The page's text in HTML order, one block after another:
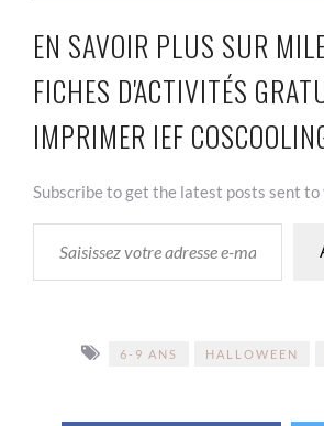
EN SAVOIR PLUS SUR
FICHES D'ACTIVITÉS
IMPRIMER IEF
Subscribe to get the latest posts sent to
SAISISSEZ VOTRE ADRESSE E-MAIL…
6-9 ANS HALLOWEEN